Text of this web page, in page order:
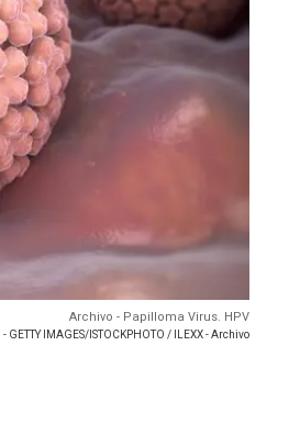
Archivo - Papilloma Virus. HPV
- GETTY IMAGES/ISTOCKPHOTO / ILEXX - Archivo